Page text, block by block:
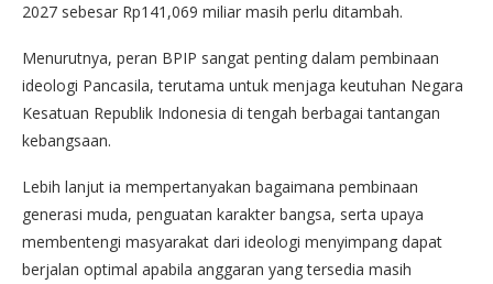
2027 sebesar Rp141,069 miliar masih perlu ditambah.
Menurutnya, peran BPIP sangat penting dalam pembinaan
ideologi Pancasila, terutama untuk menjaga keutuhan Negara
Kesatuan Republik Indonesia di tengah berbagai tantangan
kebangsaan.
Lebih lanjut ia mempertanyakan bagaimana pembinaan
generasi muda, penguatan karakter bangsa, serta upaya
membentengi masyarakat dari ideologi menyimpang dapat
berjalan optimal apabila anggaran yang tersedia masih